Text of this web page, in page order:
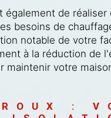
également de réaliser
besoins de
notable de votre
à la réduction de
maintenir votre
: